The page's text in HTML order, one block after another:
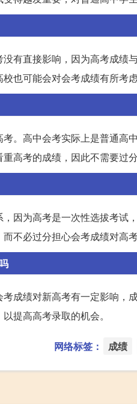
有直接影响，因为高考成
也可能会对会考成绩有所考
。高中会考实际上是普通
高考的成绩，因此不需要过
因为高考是一次性选拔考
不必过分担心会考成绩对高考
成绩对新高考有一定影响
提高高考录取的机会。
网络标签： 成绩